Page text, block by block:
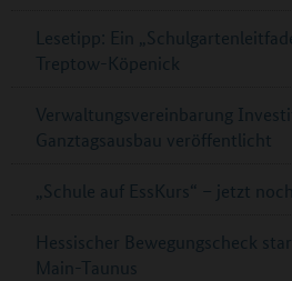
Lesetipp: Ein
Treptow-Köpenick
Verwaltungsvereinbarung
Ganztagsausbau veröffentlicht
„Schule auf EssKurs“ – jetzt
Hessischer Bewegungscheck
Main-Taunus